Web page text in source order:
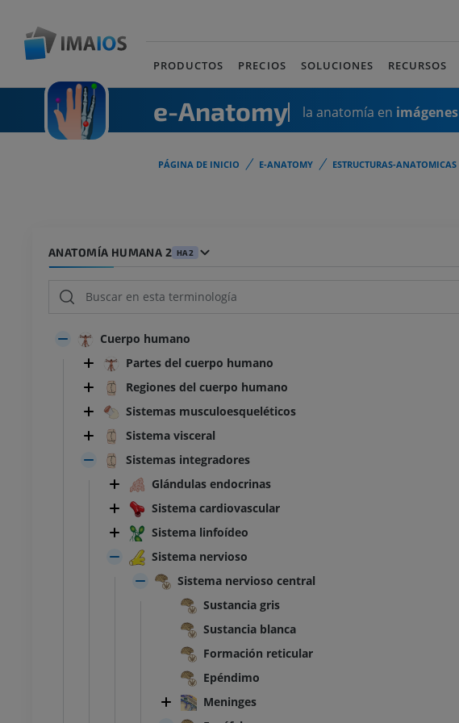
PRODUCTOS PRECIOS SOLUCIONES RECURSOS
e-Anatomy la anatomía en imágenes
PÁGINA DE INICIO E-ANATOMY ESTRUCTURAS-ANATOMICAS
ANATOMÍA HUMANA 2 HA2
Cuerpo humano
Partes del cuerpo humano
Regiones del cuerpo humano
Sistemas musculoesqueléticos
Sistema visceral
Sistemas integradores
Glándulas endocrinas
Sistema cardiovascular
Sistema linfoídeo
Sistema nervioso
Sistema nervioso central
Sustancia gris
Sustancia blanca
Formación reticular
Epéndimo
Meninges